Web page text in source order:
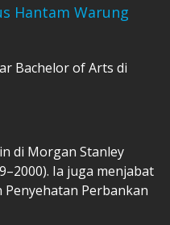
Hantam Warung
Bachelor of Arts di
di Morgan Stanley
Ia juga menjabat
Penyehatan Perbankan